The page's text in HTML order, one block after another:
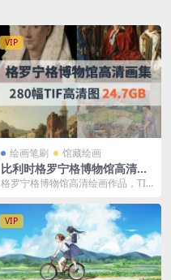
VIP
绘画笔刷 馆藏绘画
比利时格罗宁格博物馆高清画
集 280幅高清图 24.7GB
格罗宁格博物馆高清绘画作品，TIF
4.7 ...
VIP